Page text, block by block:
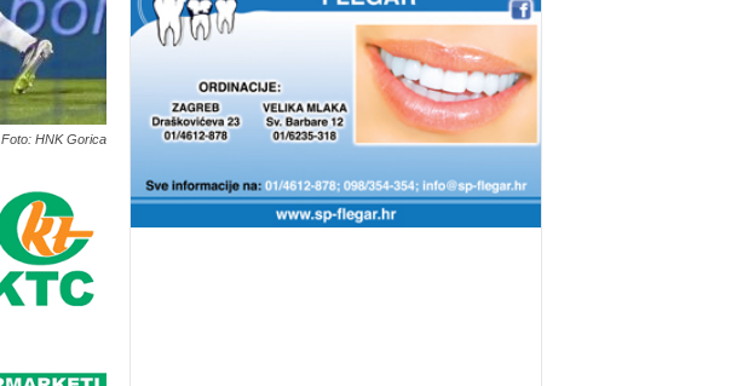
Foto: HNK Gorica